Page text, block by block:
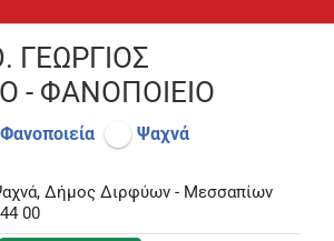
ΓΕΩΡΓΙΟΣ
- ΦΑΝΟΠΟΙΕΙΟ
Ψαχνά
Δήμος Διρφύων - Μεσσαπίων
00